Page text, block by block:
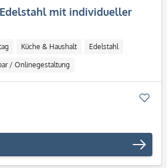
mit individueller
Küche & Haushalt Edelstahl
/ Onlinegestaltung